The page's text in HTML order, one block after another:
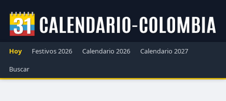
Hoy Festivos 2026 Calendario 2026
Calendario 2027
Buscar